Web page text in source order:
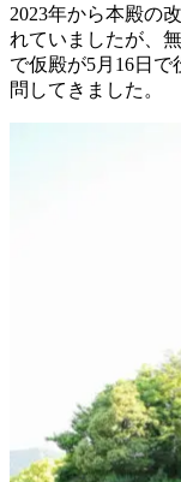
2023年から本殿の
れていましたが、
で仮殿が5月16日
問してきました。